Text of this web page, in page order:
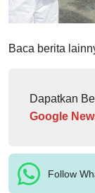
Baca berita
Dapatkan
Google
Follow